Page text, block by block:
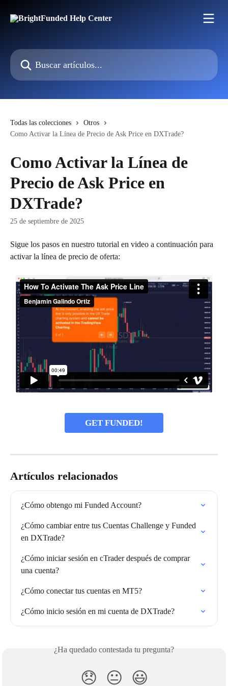
Buscar artículos...
Todas las colecciones
Otros
Como Activar la Línea de Precio de Ask Price en DXTrade?
Como Activar la Línea de
Precio de Ask Price en
DXTrade?
25 de septiembre de 2025
Sigue los pasos en nuestro tutorial en video a continuación para
activar la línea de precio de oferta:
GET FUNDED!
Artículos relacionados
¿Cómo obtengo mi Funded Account?
¿Cómo cambiar entre tus Cuentas Challenge y Funded
en DXTrade?
¿Cómo iniciar sesión en cTrader después de comprar
una cuenta?
¿Cómo conectar tus cuentas en MT5?
¿Cómo inicio sesión en mi cuenta de DXTrade?
¿Ha quedado contestada tu pregunta?
😞 😐 😃